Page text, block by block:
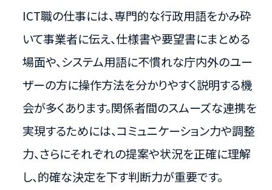
ICT職の仕事には、専門的な行政用語をかみ砕
いて事業者に伝え、仕様書や要望書にまとめる
場面や、システム用語に不慣れな庁内外のユー
ザーの方に操作方法を分かりやすく説明する機
会が多くあります。関係者間のスムーズな連携を
実現するためには、コミュニケーション力や調整
力、さらにそれぞれの提案や状況を正確に理解
し、的確な決定を下す判断力が重要です。